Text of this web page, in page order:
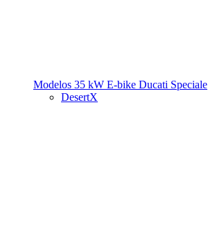
Modelos 35 kW E-bike Ducati Speciale
DesertX